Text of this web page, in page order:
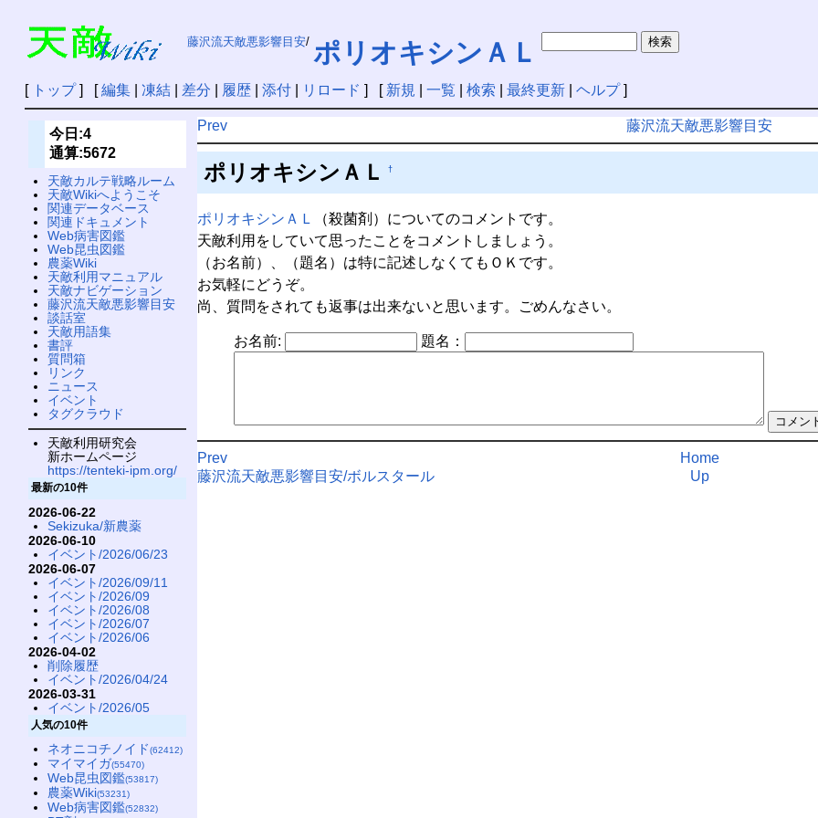
藤沢流天敵悪影響目安/ ポリオキシンＡＬ
[ トップ] [編集| 凍結| 差分 履歴| 添付| リロード ] [ 新規 一覧 検索 最終更新| ヘルプ]
Prev 藤沢流天敵悪影響目安
ポリオキシンＡＬ †
ポリオキシンＡＬ
（殺菌剤）についてのコメントです。
天敵利用をしていて思ったことをコメントしましょう。
（お名前）、（題名）は特に記述しなくてもＯＫです。
お気軽にどうぞ。
尚、質問をされても返事は出来ないと思います。ごめんなさい。
お名前: 題名：
Prev
藤沢流天敵悪影響目安/ボルスタール
Home
Up
今日:4
通算:5672
天敵カルテ戦略ルーム
天敵Wikiへようこそ
関連データベース
関連ドキュメント
Web病害図鑑
Web昆虫図鑑
農薬Wiki
天敵利用マニュアル
天敵ナビゲーション
藤沢流天敵悪影響目安
談話室
天敵用語集
書評
質問箱
リンク
ニュース
イベント
タグクラウド
天敵利用研究会
新ホームページ
https://tenteki-ipm.org/
最新の10件
2026-06-22
Sekizuka/新農薬
2026-06-10
イベント/2026/06/23
2026-06-07
イベント/2026/09/11
イベント/2026/09
イベント/2026/08
イベント/2026/07
イベント/2026/06
2026-04-02
削除履歴
イベント/2026/04/24
2026-03-31
イベント/2026/05
人気の10件
ネオニコチノイド(62412)
マイマイガ(55470)
Web昆虫図鑑(53817)
農薬Wiki(53231)
Web病害図鑑(52832)